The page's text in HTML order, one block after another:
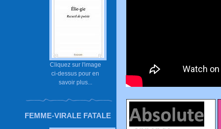
Cliquez sur l'image
ci-dessus pour en
savoir plus...
FEMME-VIRALE FATALE